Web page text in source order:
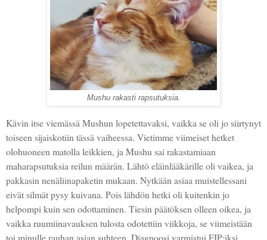
Mushu rakasti rapsutuksia.
Kävin itse viemässä Mushun lopetettavaksi, vaikka se oli jo siirtynyt
toiseen sijaiskotiin tässä vaiheessa. Vietimme viimeiset hetket
olohuoneen matolla leikkien, ja Mushu sai rakastamiaan
maharapsutuksia reilun määrän. Lähtö eläinlääkärille oli vaikea, ja
pakkasin nenäliinapaketin mukaan. Nytkään asiaa muistellessani
eivät silmät pysy kuivana. Pois lähdön hetki oli kuitenkin jo
helpompi kuin sen odottaminen. Tiesin päätöksen olleen oikea, ja
vaikka ruumiinavauksen tulosta odotettiin viikkoja, se viimeistään
toi minulle rauhan asian suhteen. Diagnoosi varmistui FIP:iksi.